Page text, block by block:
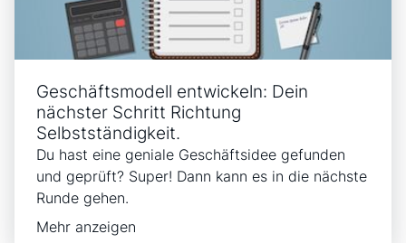
Geschäftsmodell entwickeln: Dein
nächster Schritt Richtung
Selbstständigkeit.
Du hast eine geniale Geschäftsidee gefunden
und geprüft? Super! Dann kann es in die nächste
Runde gehen.
Mehr anzeigen